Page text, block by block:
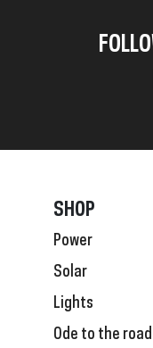
SHOP
Power
Solar
Lights
Ode to the road